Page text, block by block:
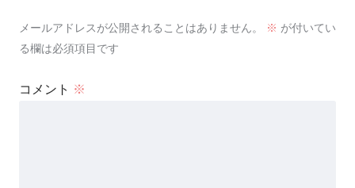
メールアドレスが公開されることはありません。 ※ が付いてい
る欄は必須項目です
コメント ※